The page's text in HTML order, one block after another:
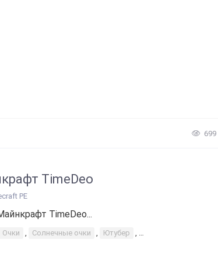
699
TimeDeo
PE
TimeDeo...
Очки , Солнечные очки , Ютубер , Рождественская